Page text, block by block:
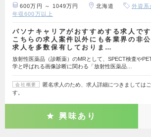
600万円 ～ 1049万円 北海道 外資系
年収600万以上
パソナキャリアがおすすめする求人です
こちらの求人案件以外にも各業界の非公
求人を多数保有しておりま…
放射性医薬品（診断薬）のMRとして、SPECT検査や
学と呼ばれる画像診断に関わる「放射性医薬品…
会社概要
匿名求人のため、求人詳細につきましては
す。
興味あり